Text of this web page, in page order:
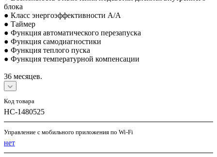
блока
● Класс энергоэффективности A/A
● Таймер
● Функция автоматического перезапуска
● Функция самодиагностики
● Функция теплого пуска
● Функция температурной компенсации
36 месяцев.
Код товара
НС-1480525
Управление c мобильного приложения по Wi-Fi
нет